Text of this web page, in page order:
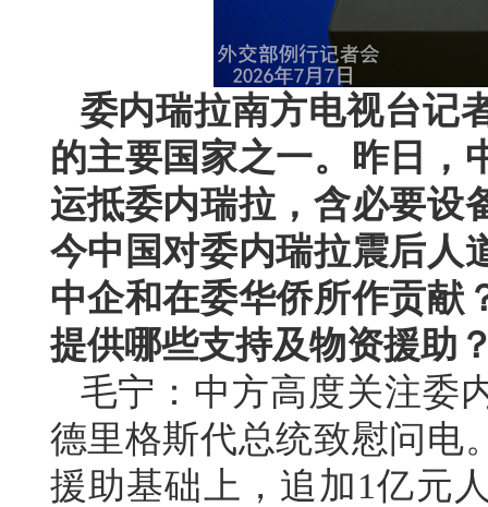
委内瑞拉南方电视台记
的主要国家之一。昨日，
运抵委内瑞拉，含必要设
今中国对委内瑞拉震后人
中企和在委华侨所作贡献
提供哪些支持及物资援助
毛宁：中方高度关注委
德里格斯代总统致慰问电
援助基础上，追加1亿元